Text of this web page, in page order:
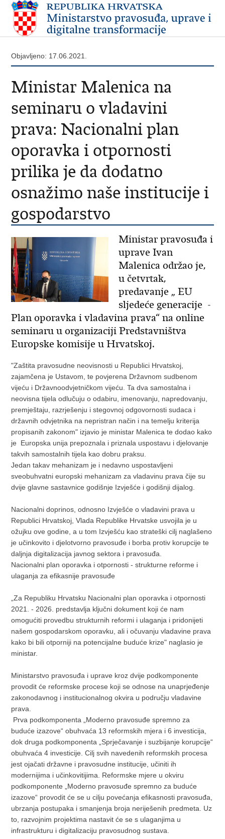
Objavljeno: 17.06.2021.
Ministar Malenica na
seminaru o vladavini
prava: Nacionalni plan
oporavka i otpornosti
prilika je da dodatno
osnažimo naše institucije i
gospodarstvo
Ministar pravosuđa i
uprave Ivan
Malenica održao je,
u četvrtak,
predavanje „ EU
sljedeće generacije -
Plan oporavka i vladavina prava“ na online
seminaru u organizaciji Predstavništva
Europske komisije u Hrvatskoj.
"Zaštita pravosudne neovisnosti u Republici Hrvatskoj,
zajamčena je Ustavom, te povjerena Državnom sudbenom
vijeću i Državnoodvjetničkom vijeću. Ta dva samostalna i
neovisna tijela odlučuju o odabiru, imenovanju, napredovanju,
premještaju, razrješenju i stegovnoj odgovornosti sudaca i
državnih odvjetnika na nepristran način i na temelju kriterija
propisanih zakonom" izjavio je ministar Malenica te dodao kako
je Europska unija prepoznala i priznala uspostavu i djelovanje
takvih samostalnih tijela kao dobru praksu.
Jedan takav mehanizam je i nedavno uspostavljeni
sveobuhvatni europski mehanizam za vladavinu prava čije su
dvije glavne sastavnice godišnje Izvješće i godišnji dijalog.
Nacionalni doprinos, odnosno Izvješće o vladavini prava u
Republici Hrvatskoj, Vlada Republike Hrvatske usvojila je u
ožujku ove godine, a u tom Izvješću kao strateški cilj naglašeno
je učinkovito i djelotvorno pravosuđe i borba protiv korupcije te
daljnja digitalizacija javnog sektora i pravosuđa.
Nacionalni plan oporavka i otpornosti - strukturne reforme i
ulaganja za efikasnije pravosuđe
„Za Republiku Hrvatsku Nacionalni plan oporavka i otpornosti
2021. - 2026. predstavlja ključni dokument koji će nam
omogućiti provedbu strukturnih reformi i ulaganja i pridonijeti
našem gospodarskom oporavku, ali i očuvanju vladavine prava
kako bi bili otporniji na potencijalne buduće krize" naglasio je
ministar.
Ministarstvo pravosuđa i uprave kroz dvije podkomponente
provodit će reformske procese koji se odnose na unaprjeđenje
zakonodavnog i institucionalnog okvira u području vladavine
prava.
Prva podkomponenta „Moderno pravosuđe spremno za
buduće izazove“ obuhvaća 13 reformskih mjera i 6 investicija,
dok druga podkomponenta „Sprječavanje i suzbijanje korupcije“
obuhvaća 4 investicije. Cilj svih navedenih reformskih procesa
jest ojačati državne i pravosudne institucije, učiniti ih
modernijima i učinkovitijima. Reformske mjere u okviru
podkomponente „Moderno pravosuđe spremno za buduće
izazove“ provodit će se u cilju povećanja efikasnosti pravosuđa,
ubrzanja postupaka i smanjenja broja neriješenih predmeta. Uz
to, razvojnim projektima nastavit će se s ulaganjima u
infrastrukturu i digitalizaciju pravosudnog sustava.